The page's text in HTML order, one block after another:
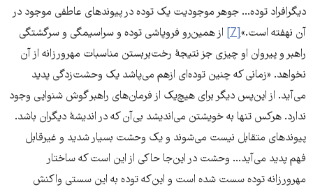
دیگرافراد توده... جوهر موجودیت یک توده در پیوندهای عاطفی موجود در
آن نهفته است.»[7]
از همین‌رو فروپاشی توده و سراسیمگی و سرگشتگی
راهبر و پیروان او چیزی جز نتیجۀ رخت‌بربستن مناسبات مهرورزانه از آن
نخواهد. «زمانی که چنین توده‌ای ازهم می‌پاشد یک وحشت‌زدگی پدید
می‌آید. از این‌پس دیگر برای هیچ‌یک از فرمان‌های راهبر گوش شنوایی وجود
ندارد. هرکس تنها به خویشتن می‌اندیشد بی‌آن که در اندیشۀ دیگران باشد.
پیوندهای متقابل نیست می‌شوند و یک وحشت بسیار شدید و غیرقابل
فهم پدید می‌آید... وحشت در این‌جا حاکی از این است که ساختار
مهرورزانه توده سست شده است و این‌که توده به این سستی واکنش